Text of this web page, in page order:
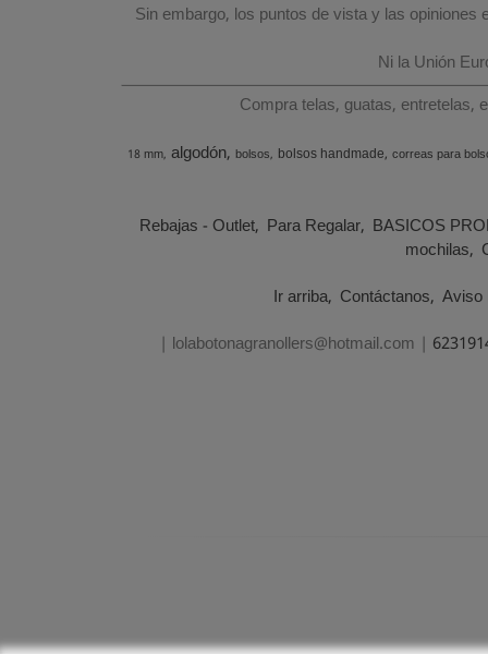
Sin embargo, los puntos de vista y las
Ni la Unión
Compra telas, guatas, entretelas,
18 mm algodón bolsos bolsos handmade correas para
Rebajas - Outlet Para Regalar BASICOS
mochilas
Ir arriba Contáctanos Aviso
| lolabotonagranollers@hotmail.com |